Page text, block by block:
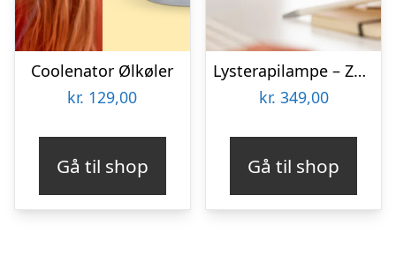
Coolenator Ølkøler
kr. 129,00
Gå til shop
Lysterapilampe – Zenkuru
kr. 349,00
Gå til shop